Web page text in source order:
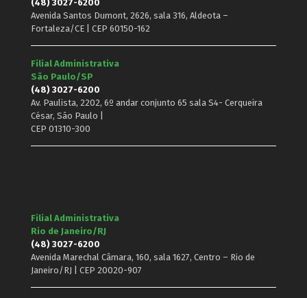
(48) 3027-6200
Avenida Santos Dumont, 2626, sala 316, Aldeota –
Fortaleza/CE | CEP 60150-162
Filial Administrativa
São Paulo/SP
(48) 3027-6200
Av. Paulista, 2202, 6º andar conjunto 65 sala S4- Cerqueira
César, São Paulo |
CEP 01310-300
Filial Administrativa
Rio de Janeiro/RJ
(48) 3027-6200
Avenida Marechal Câmara, 160, sala 1627, Centro – Rio de
Janeiro/RJ | CEP 20020-907